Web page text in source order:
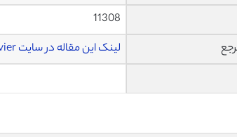
11308
لینک این مقاله در سایت Elsevier